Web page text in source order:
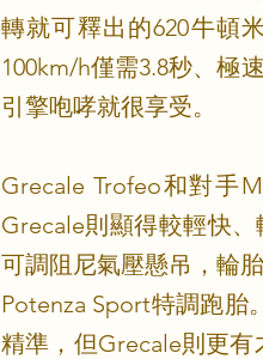
轉就可釋出的620牛頓
100km/h僅需3.8秒、極
引擎咆哮就很享受。
Grecale Trofeo和對手
Grecale則顯得較輕快
可調阻尼氣壓懸吊，輪
Potenza Sport特調跑
精準，但Grecale則更